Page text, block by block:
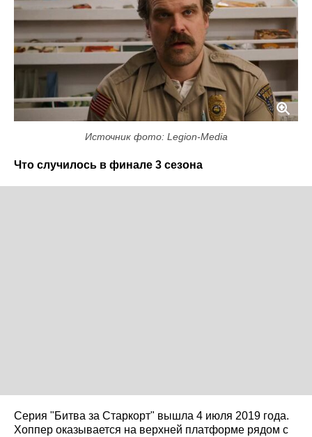
Источник фото: Legion-Media
Что случилось в финале 3 сезона
Серия "Битва за Старкорт" вышла 4 июля 2019 года.
Хоппер оказывается на верхней платформе рядом с